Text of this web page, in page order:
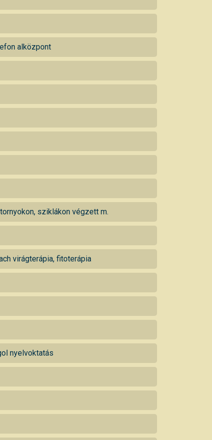
alközpont
sziklákon végzett m.
virágterápia, fitoterápia
nyelvoktatás